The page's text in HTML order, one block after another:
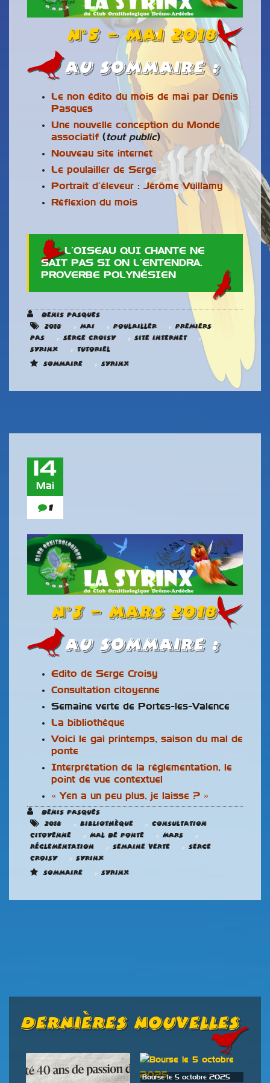
n°5 – MAI 2018
Au Sommaire :
Le non édito du mois de mai par Denis
Pasques
Une nouvelle conception du Monde
associatif (tout public)
Nouveau site internet
Le poulailler de Serge
Portrait d’éleveur : Jérôme Vuillamy
Réflexion du mois
L’OISEAU QUI CHANTE NE
SAIT PAS SI ON L’ENTENDRA.
PROVERBE POLYNÉSIEN
Denis Pasques
2018
, mai , Poulailler , Premiers
pas
, Serge Croisy , Site internet ,
Syrinx , Tutoriel
Sommaire
, Syrinx
14
Mai
1
n°3 – MARS 2018
Au Sommaire :
Edito de Serge Croisy
Consultation citoyenne
Semaine verte de Portes-les-Valence
La bibliothèque
Voici le gai printemps, saison du mal de
ponte
Interprétation de la règlementation, le
point de vue contextuel
« Yen a un peu plus, je laisse ? »
Denis Pasques
2018
, Bibliothèque , Consultation
citoyenne
, Mal de ponte , Mars ,
Réglementation , Semaine verte , Serge
Croisy
, Syrinx
Sommaire
, Syrinx
Dernières Nouvelles
Bourse le 5 octobre 2025